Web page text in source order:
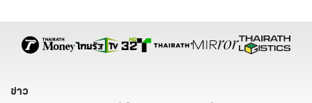
ข่าว